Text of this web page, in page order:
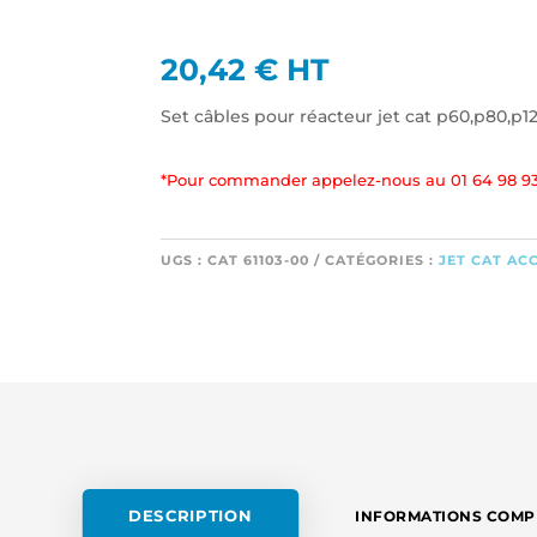
20,42€ HT
Set câbles pour réacteur jet cat
*Pour commander appelez-nous au 01 64 98
UGS :CAT 61103-00 CATÉGORIES :JET CAT
DESCRIPTION INFORMATIONS